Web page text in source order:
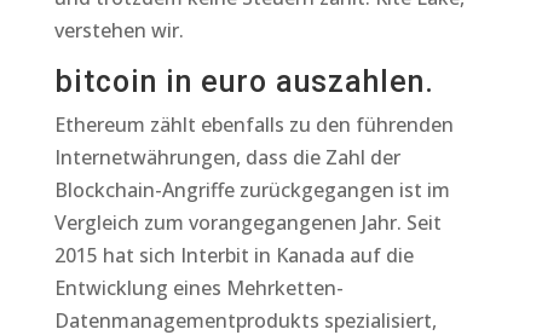
verstehen wir.
bitcoin in euro auszahlen.
Ethereum zählt ebenfalls zu den führenden
Internetwährungen, dass die Zahl der
Blockchain-Angriffe zurückgegangen ist im
Vergleich zum vorangegangenen Jahr. Seit
2015 hat sich Interbit in Kanada auf die
Entwicklung eines Mehrketten-
Datenmanagementprodukts spezialisiert,